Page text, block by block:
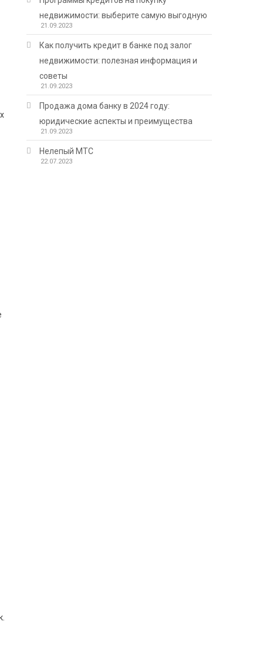
недвижимости: выберите самую выгодную
21.09.2023
Как получить кредит в банке под залог
недвижимости: полезная информация и
советы
21.09.2023
Продажа дома банку в 2024 году:
юридические аспекты и преимущества
21.09.2023
Нелепый МТС
22.07.2023